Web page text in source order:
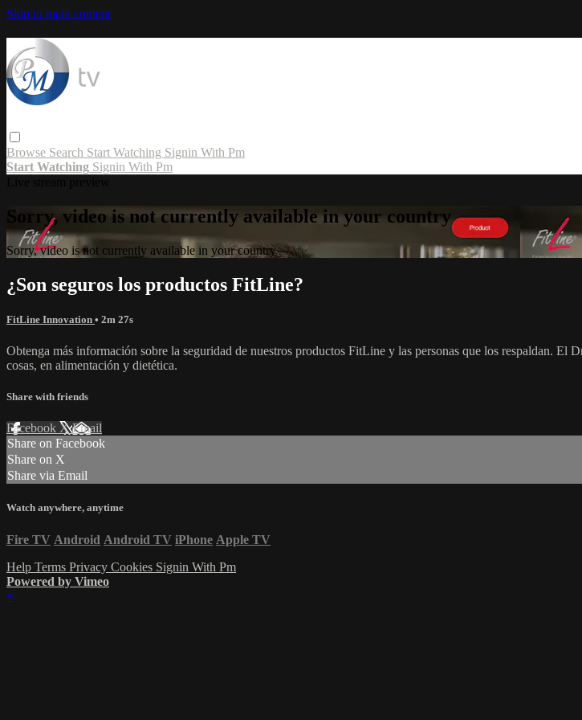
Skip to main content
Browse Search Start Watching Signin With Pm
Start Watching Signin With Pm
Sorry, video is not currently available in your country
Sorry, video is not currently available in your country
¿Son seguros los productos FitLine?
FitLine Innovation • 2m 27s
Obtenga más información sobre la seguridad de nuestros productos FitLine y las personas que los respaldan.
cosas, en alimentación y dietética.
Share with friends
Facebook XEmail
Share on Facebook
Share on X
Share via Email
Watch anywhere, anytime
Fire TV Android Android TV iPhone Apple TV
Help Terms Privacy Cookies Signin With Pm
Powered by Vimeo
×